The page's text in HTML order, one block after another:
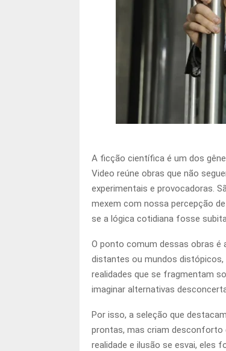
A ficção científica é um dos
Video reúne obras que não
experimentais e provocadoras.
mexem com nossa percepção
se a lógica cotidiana fosse
O ponto comum dessas obras é
distantes ou mundos distópicos,
realidades que se fragmentam
imaginar alternativas
Por isso, a seleção que
prontas, mas criam desconforto
realidade e ilusão se esvai, eles